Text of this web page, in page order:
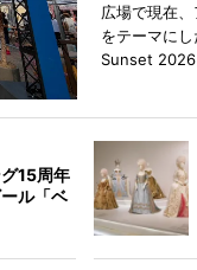
広場で現在、
をテーマに
Sunset 2026
15周年
ル「ベ